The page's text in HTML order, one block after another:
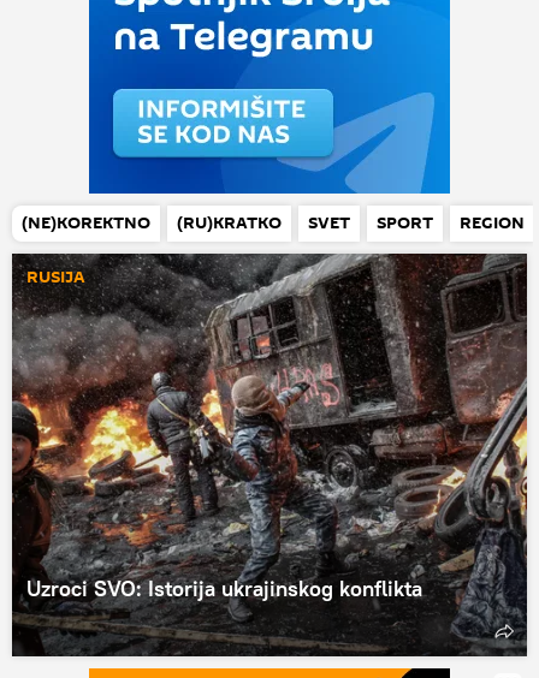
(NE)KOREKTNO (RU)KRATKO SVET SPORT REGION
RUSIJA
Uzroci SVO: Istorija ukrajinskog konflikta